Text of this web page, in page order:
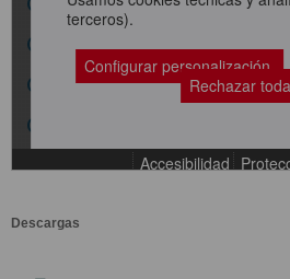
Descargas